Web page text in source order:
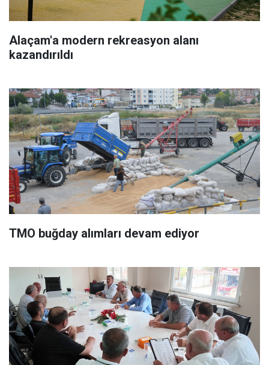
Alaçam'a modern rekreasyon alanı
kazandırıldı
TMO buğday alımları devam ediyor